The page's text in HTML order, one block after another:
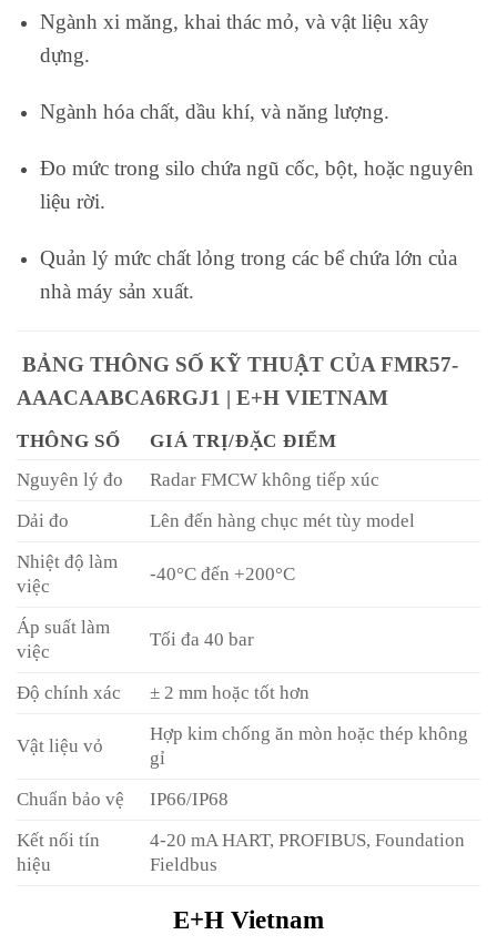
Ngành xi măng, khai thác mỏ, và vật liệu xây
dựng.
Ngành hóa chất, dầu khí, và năng lượng.
Đo mức trong silo chứa ngũ cốc, bột, hoặc nguyên
liệu rời.
Quản lý mức chất lỏng trong các bể chứa lớn của
nhà máy sản xuất.
BẢNG THÔNG SỐ KỸ THUẬT CỦA FMR57-
AAACAABCA6RGJ1 | E+H VIETNAM
THÔNG SỐ
GIÁ TRỊ/ĐẶC ĐIỂM
Nguyên lý đo
Radar FMCW không tiếp xúc
Dải đo
Lên đến hàng chục mét tùy model
Nhiệt độ làm
việc
-40°C đến +200°C
Áp suất làm
việc
Tối đa 40 bar
Độ chính xác ± 2 mm hoặc tốt hơn
Vật liệu vỏ
Hợp kim chống ăn mòn hoặc thép không
gỉ
Chuẩn bảo vệ
IP66/IP68
Kết nối tín
hiệu
4-20 mA HART, PROFIBUS, Foundation
Fieldbus
E+H Vietnam